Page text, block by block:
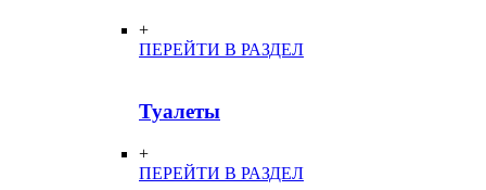
+
ПЕРЕЙТИ В РАЗДЕЛ
Туалеты
+
ПЕРЕЙТИ В РАЗДЕЛ